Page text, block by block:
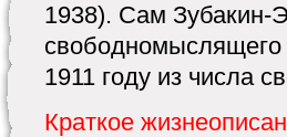
1938). Сам Зубакин-
свободномыслящего
1911 году из числа
Краткое